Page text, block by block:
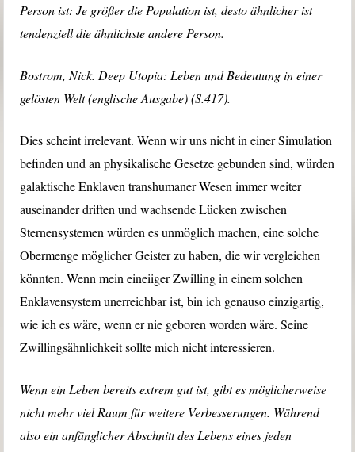
Person ist: Je größer die Population ist, desto ähnlicher ist
tendenziell die ähnlichste andere Person.
Bostrom, Nick. Deep Utopia: Leben und Bedeutung in einer
gelösten Welt (englische Ausgabe) (S.417).
Dies scheint irrelevant. Wenn wir uns nicht in einer Simulation
befinden und an physikalische Gesetze gebunden sind, würden
galaktische Enklaven transhumaner Wesen immer weiter
auseinander driften und wachsende Lücken zwischen
Sternensystemen würden es unmöglich machen, eine solche
Obermenge möglicher Geister zu haben, die wir vergleichen
könnten. Wenn mein eineiiger Zwilling in einem solchen
Enklavensystem unerreichbar ist, bin ich genauso einzigartig,
wie ich es wäre, wenn er nie geboren worden wäre. Seine
Zwillingsähnlichkeit sollte mich nicht interessieren.
Wenn ein Leben bereits extrem gut ist, gibt es möglicherweise
nicht mehr viel Raum für weitere Verbesserungen. Während
also ein anfänglicher Abschnitt des Lebens eines jeden